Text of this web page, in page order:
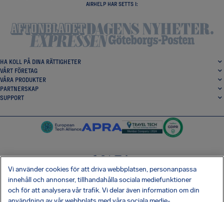
AIRHELP HAR SETTS I:
HA KOLL PÅ DINA RÄTTIGHETER
VÅRT FÖRETAG
VÅRA PRODUKTER
PARTNERSKAP
SUPPORT
SocialFacebook
SocialTwitter
SocialInstagram
SocialLinkedin
HÄMTA VÅR GRATIS-APP
Vi använder cookies för att driva webbplatsen, personanpassa
innehåll och annonser, tillhandahålla sociala mediefunktioner
och för att analysera vår trafik. Vi delar även information om din